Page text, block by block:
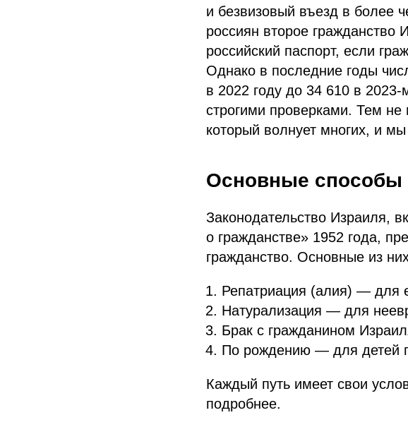
и безвизовый въезд в более
россиян второе гражданство
российский паспорт, если
Однако в последние годы
в 2022 году до 34 610 в
строгими проверками. Тем
который волнует многих, и
Основные способы
Законодательство Израиля,
о гражданстве» 1952 года,
гражданство. Основные из
Репатриация (алия) — для
Натурализация — для
Брак с гражданином
По рождению — для детей
Каждый путь имеет свои
подробнее.